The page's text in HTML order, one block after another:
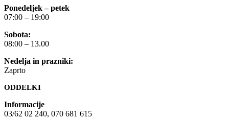
Ponedeljek – petek
07:00 – 19:00
Sobota:
08:00 – 13.00
Nedelja in prazniki:
Zaprto
ODDELKI
Informacije
03/62 02 240, 070 681 615